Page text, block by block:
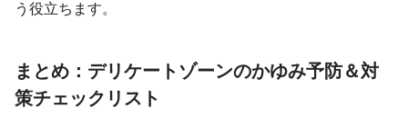
う役立ちます。
まとめ：デリケートゾーンのかゆみ予防＆対
策チェックリスト